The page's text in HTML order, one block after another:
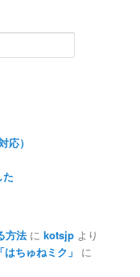
）
方法にkotsjp より
ちゅねミク」
に